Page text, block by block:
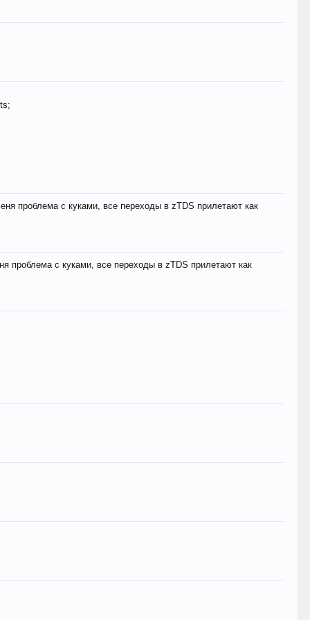
проблема с куками, все переходы в zTDS прилетают как
проблема с куками, все переходы в zTDS прилетают как